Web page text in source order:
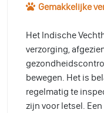
Gemakkelijke
Het Indische
verzorging,
bewegen. Het is
regelmatig te
zijn voor letsel.